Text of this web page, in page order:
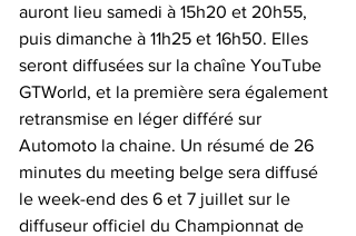
auront lieu samedi à 15h20 et 20h55,
puis dimanche à 11h25 et 16h50. Elles
seront diffusées sur la chaîne YouTube
GTWorld, et la première sera également
retransmise en léger différé sur
Automoto la chaine. Un résumé de 26
minutes du meeting belge sera diffusé
le week-end des 6 et 7 juillet sur le
diffuseur officiel du Championnat de